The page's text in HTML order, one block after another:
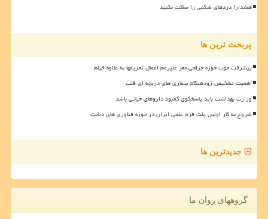
هشدار! دردهای شکمی را ساکت نکنید
پربحث ترین ها
پیشرفت خوب حوزه جراحی مغز علیرغم اعمال تحریمها به علاوه فیلم
اهمیت تشخیص زودهنگام بیماری های دریچه ای قلب
وزارت بهداشت باید پاسخگوی کمبود داروهای حیاتی باشد
شروع به کار اولین پلت فرم علمی ایران در حوزه فناوری های دیابت
جدیدترین ها
گروههای روان ما